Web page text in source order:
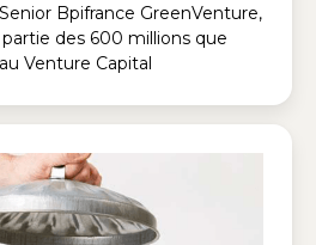
Bpifrance GreenVenture,
des 600 millions que
Venture Capital